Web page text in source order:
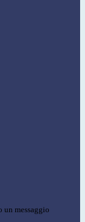
un messaggio